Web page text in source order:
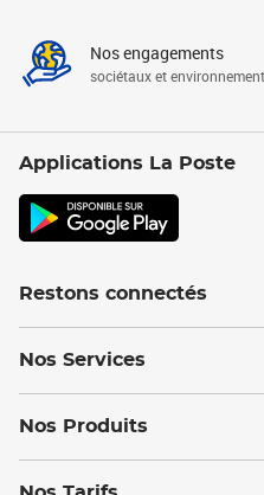
Nos engagements
sociétaux et
Applications La Poste
Restons connectés
Nos Services
Nos Produits